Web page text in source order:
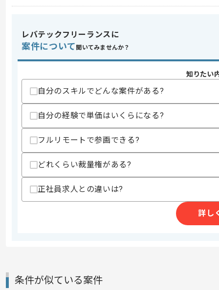
・SDやMMまたはFI領域での実務経験
上記に似た経験やスキルをお持ちであれば申
その他募集要項
募集人数
1人
エージェントからのコ
メント
複数案件を保有している企業ですので、
ご経験と実績に応じて別案件のご提案
新しいアイディアや技術を積極的に導入
レバテックフリーランスに
案件について 聞いてみませんか？
知りたい
自分のスキルでどんな案件がある?
自分の経験で単価はいくらになる?
フルリモートで参画できる?
どれくらい裁量権がある?
正社員求人との違いは?
詳し
条件が似ている案件